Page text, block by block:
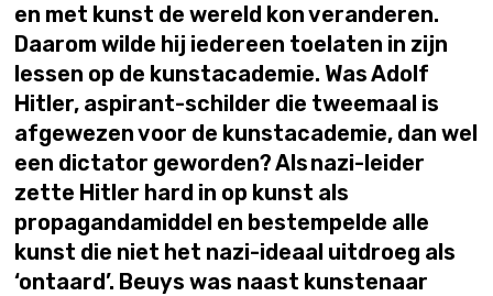
en met kunst de wereld kon veranderen.
Daarom wilde hij iedereen toelaten in zijn
lessen op de kunstacademie. Was Adolf
Hitler, aspirant-schilder die tweemaal is
afgewezen voor de kunstacademie, dan wel
een dictator geworden? Als nazi-leider
zette Hitler hard in op kunst als
propagandamiddel en bestempelde alle
kunst die niet het nazi-ideaal uitdroeg als
‘ontaard’. Beuys was naast kunstenaar